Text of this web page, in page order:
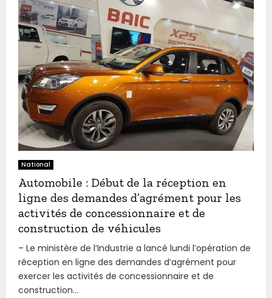
National
Automobile : Début de la réception en
ligne des demandes d’agrément pour les
activités de concessionnaire et de
construction de véhicules
– Le ministère de l’Industrie a lancé lundi l’opération de
réception en ligne des demandes d’agrément pour
exercer les activités de concessionnaire et de
construction...